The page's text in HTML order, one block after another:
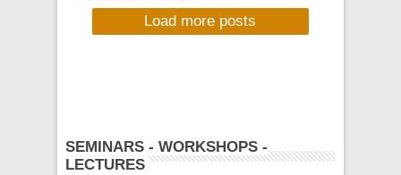
at NIMPE Music
Factory Workshop,Load more posts
SEMINARS - WORKSHOPS -
LECTURES